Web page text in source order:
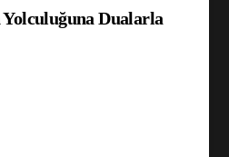
Yolculuğuna Dualarla